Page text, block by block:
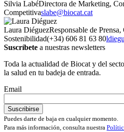
Silvia LabéDirectora de Marketing,
Competitivaslabe@biocat.cat
Laura DiéguezResponsable de
Sostenibilidad(+34) 606 81 63 80
Suscríbete a nuestras newsletters
Toda la actualidad de Biocat y del
la salud en tu badeja de entrada.
Email
Puedes darte de baja en cualquier momento.
Para más información, consulta nuestra